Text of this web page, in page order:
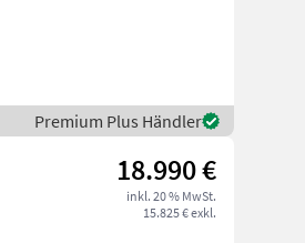
Premium Plus Händler
18.990 €
inkl. 20 % MwSt.
15.825 € exkl.